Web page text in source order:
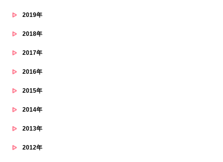
2019年
2018年
2017年
2016年
2015年
2014年
2013年
2012年